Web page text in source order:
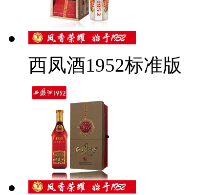
西凤酒1952标准版